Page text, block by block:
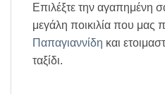
Επιλέξτε την αγαπημένη
μεγάλη ποικιλία που μας
Παπαγιαννίδη και
ταξίδι.